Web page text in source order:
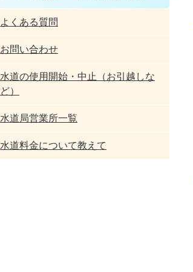
よくある質問
お問い合わせ
水道の使用開始・中止（お引越しな
ど）
水道局営業所一覧
水道料金について教えて